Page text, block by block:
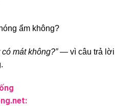
ẩm không?
mát không?”— vì câu trả lời